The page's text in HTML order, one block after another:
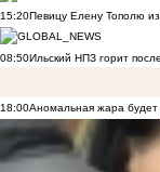
15:20Певицу Елену Тополю
08:50Ильский НПЗ горит
18:00Аномальная жара будет